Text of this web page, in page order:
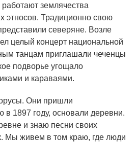
землячества
этносов. Традиционно свою
северяне. Возле
целый концерт национальной
танцам приглашали чеченцы
подворье угощало
и караваями.
Они пришли
в 1897 году, основали деревни.
и знаю песни своих
Мы живем в том краю, где люди